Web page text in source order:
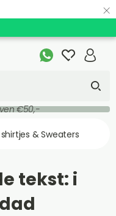
×
€50,-
& Sweaters
tekst: i